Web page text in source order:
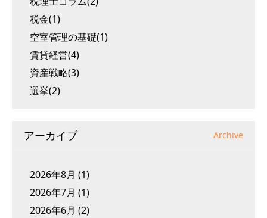
税金(1)
空室管理の基礎(1)
賃貸経営(4)
資産戦略(3)
選挙(2)
アーカイブ Archive
2026年8月 (1)
2026年7月 (1)
2026年6月 (2)